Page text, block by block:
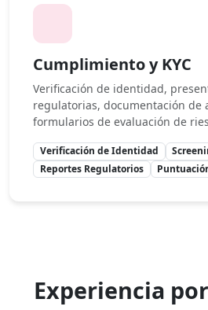
Cumplimiento y KYC
Verificación de identidad,
regulatorias, documentación de
formularios de evaluación de
Verificación de Identidad
Reportes Regulatorios
Experiencia